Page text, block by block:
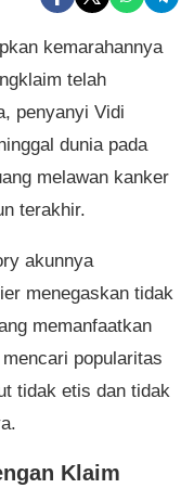
kemarahannya
telah
penyanyi Vidi
dunia pada
melawan kanker
terakhir.
akunnya
menegaskan tidak
memanfaatkan
popularitas
tidak etis dan tidak
Klaim